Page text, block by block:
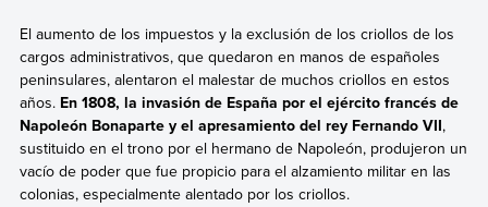
El aumento de los impuestos y la exclusión de los criollos de los
cargos administrativos, que quedaron en manos de españoles
peninsulares, alentaron el malestar de muchos criollos en estos
años. En 1808, la invasión de España por el ejército francés de
Napoleón Bonaparte y el apresamiento del rey Fernando VII,
sustituido en el trono por el hermano de Napoleón, produjeron un
vacío de poder que fue propicio para el alzamiento militar en las
colonias, especialmente alentado por los criollos.